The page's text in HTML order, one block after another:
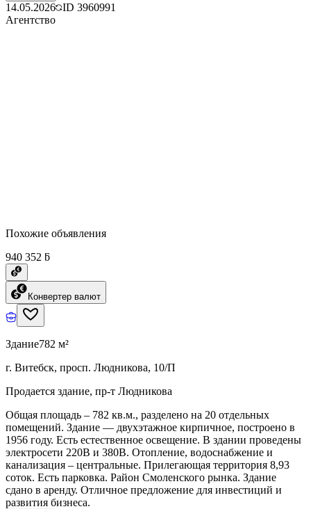
14.05.2026 ID 3960991
Агентство
Похожие объявления
940 352 ƃ
Конвертер валют
Здание782 м²
г. Витебск, просп. Людникова, 10/П
Продается здание, пр-т Людникова
Общая площадь – 782 кв.м., разделено на 20 отдельных
помещений. Здание — двухэтажное кирпичное, построено в
1956 году. Есть естественное освещение. В здании проведены
электросети 220В и 380В. Отопление, водоснабжение и
канализация – центральные. Прилегающая территория 8,93
соток. Есть парковка. Район Смоленского рынка. Здание
сдано в аренду. Отличное предложение для инвестиций и
развития бизнеса.